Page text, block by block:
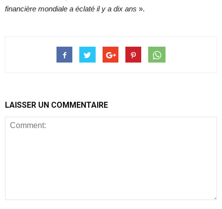
financière mondiale a éclaté il y a dix ans ».
LAISSER UN COMMENTAIRE